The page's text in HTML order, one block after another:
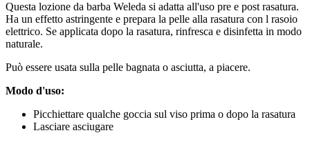
Questa lozione da barba Weleda si adatta all'uso pre e post rasatura.
Ha un effetto astringente e prepara la pelle alla rasatura con l rasoio
elettrico. Se applicata dopo la rasatura, rinfresca e disinfetta in modo
naturale.
Può essere usata sulla pelle bagnata o asciutta, a piacere.
Modo d'uso:
Picchiettare qualche goccia sul viso prima o dopo la rasatura
Lasciare asciugare